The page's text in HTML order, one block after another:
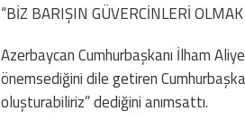
“BİZ BARIŞIN GÜVERCİNLERİ
Azerbaycan Cumhurbaşkanı İlham
önemsediğini dile getiren
oluşturabiliriz” dediğini anımsattı.